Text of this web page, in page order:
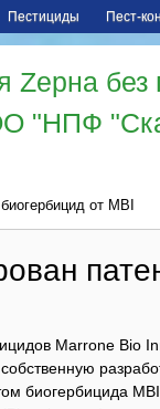
Пестициды Пест-
Zерна
"НПФ
от MBI
Marrone Bio
биогербицида